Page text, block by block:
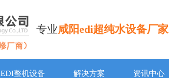
专业咸阳edi超纯水设备厂家
EDI整机设备 解决方案 资讯中心